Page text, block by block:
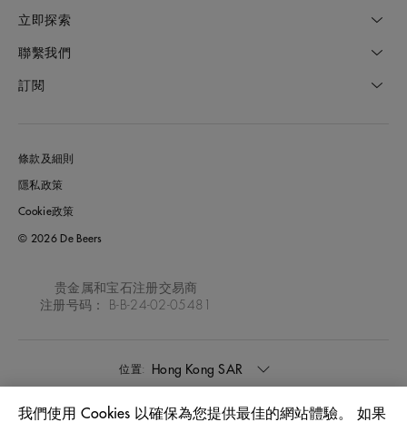
立即探索
聯繫我們
訂閱
條款及細則
隱私政策
Cookie政策
© 2026 De Beers
贵金属和宝石注册交易商
注册号码： B-B-24-02-05481
位置: Hong Kong SAR
我們使用 Cookies 以確保為您提供最佳的網站體驗。 如果